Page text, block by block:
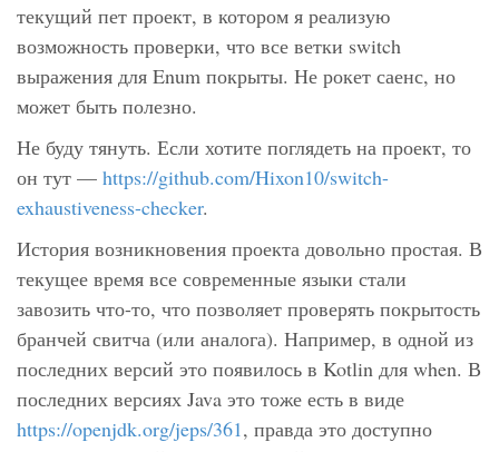
текущий пет проект, в котором я реализую
возможность проверки, что все ветки switch
выражения для Enum покрыты. Не рокет саенс, но
может быть полезно.
Не буду тянуть. Если хотите поглядеть на проект, то
он тут — https://github.com/Hixon10/switch-
exhaustiveness-checker.
История возникновения проекта довольно простая. В
текущее время все современные языки стали
завозить что-то, что позволяет проверять покрытость
бранчей свитча (или аналога). Например, в одной из
последних версий это появилось в Kotlin для when. В
последних версиях Java это тоже есть в виде
https://openjdk.org/jeps/361, правда это доступно